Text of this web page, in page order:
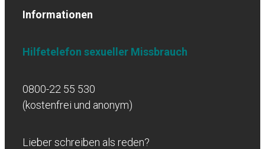
Informationen
Hilfetelefon sexueller Missbrauch
0800-22 55 530
(kostenfrei und anonym)
Lieber schreiben als reden?